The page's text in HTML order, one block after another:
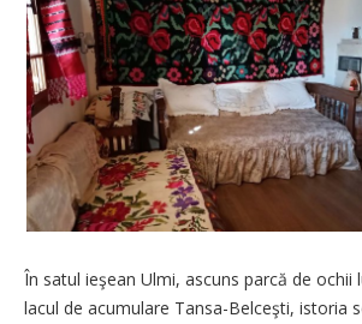
În satul ieşean Ulmi, ascuns parcă de ochii
lacul de acumulare Tansa-Belceşti, istoria